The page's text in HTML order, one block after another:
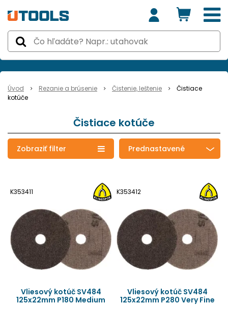
Úvod Rezanie a brúsenie Čistenie, leštenie
Čistiace
kotúče
Čistiace kotúče
Zobraziť filter Prednastavené
K353411
Vliesový kotúč SV484
125x22mm P180 Medium
K353412
Vliesový kotúč SV484
125x22mm P280 Very Fine